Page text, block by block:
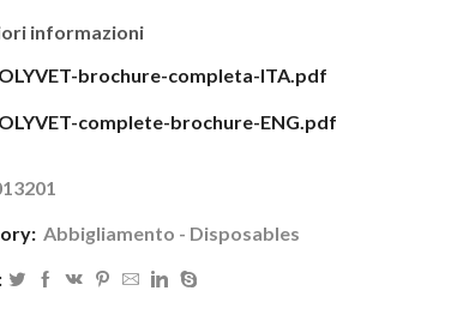
informazioni
brochure-completa-ITA.pdf
complete-brochure-ENG.pdf
Abbigliamento - Disposables